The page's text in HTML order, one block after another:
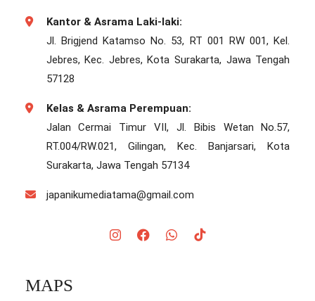
Kantor & Asrama Laki-laki:
Jl. Brigjend Katamso No. 53, RT 001 RW 001, Kel.
Jebres, Kec. Jebres, Kota Surakarta, Jawa Tengah
57128
Kelas & Asrama Perempuan:
Jalan Cermai Timur VII, Jl. Bibis Wetan No.57,
RT.004/RW.021, Gilingan, Kec. Banjarsari, Kota
Surakarta, Jawa Tengah 57134
japanikumediatama@gmail.com
MAPS